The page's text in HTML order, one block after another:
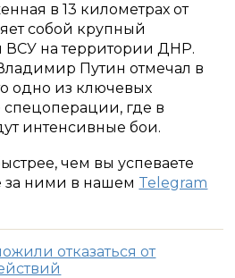
в 13 километрах от
собой крупный
на территории ДНР.
Путин отмечал в
одно из ключевых
где в
интенсивные бои.
чем вы успеваете
за ними в нашем Telegram
отказаться от